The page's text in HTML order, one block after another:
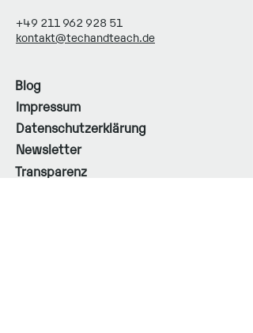
+49 211 962 928 51
kontakt@techandteach.de
Blog
Impressum
Datenschutzerklärung
Newsletter
Transparenz